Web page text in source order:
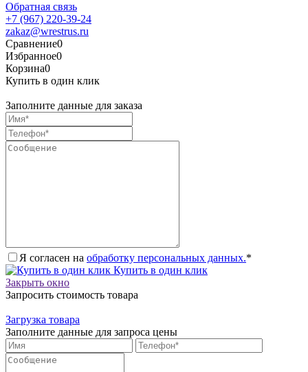
Обратная связь
+7 (967) 220-39-24
zakaz@wrestrus.ru
Сравнение0
Избранное0
Корзина0
Купить в один клик
Заполните данные для заказа
Я согласен на обработку персональных данных.*
Купить в один клик
Закрыть окно
Запросить стоимость товара
Загрузка товара
Заполните данные для запроса цены